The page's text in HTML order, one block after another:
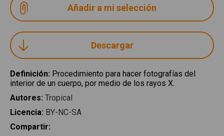
Descargar
Definición: Procedimiento para hacer fotografías del
interior de un cuerpo, por medio de los rayos X.
Autores: Tropical
Licencia: BY-NC-SA
Compartir: